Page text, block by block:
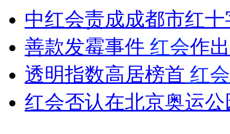
女孩北京地铁殴打老人 痛下狠手拳打脚踢
无痛分娩是否安全 医生回应
中红会责成成都市红
善款发霉事件 红会作
透明指数高居榜首 红会
红会否认在北京奥运